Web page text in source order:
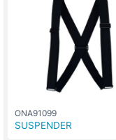
ONA91099
SUSPENDER